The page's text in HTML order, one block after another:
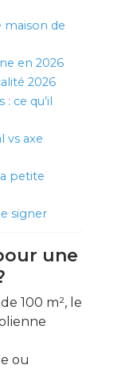
maison de
en 2026
2026
ce qu’il
vs axe
petite
signer
une
100 m², le
ou